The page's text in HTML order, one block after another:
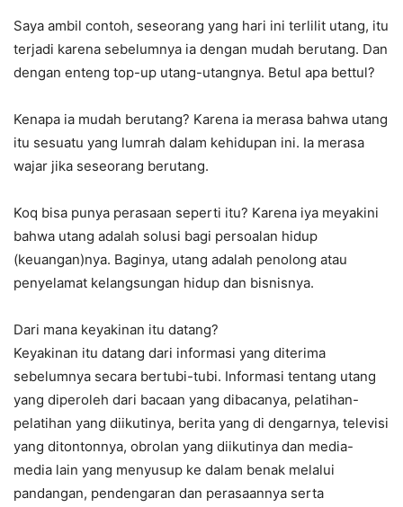
Saya ambil contoh, seseorang yang hari ini terlilit utang, itu
terjadi karena sebelumnya ia dengan mudah berutang. Dan
dengan enteng top-up utang-utangnya. Betul apa bettul?
Kenapa ia mudah berutang? Karena ia merasa bahwa utang
itu sesuatu yang lumrah dalam kehidupan ini. Ia merasa
wajar jika seseorang berutang.
Koq bisa punya perasaan seperti itu? Karena iya meyakini
bahwa utang adalah solusi bagi persoalan hidup
(keuangan)nya. Baginya, utang adalah penolong atau
penyelamat kelangsungan hidup dan bisnisnya.
Dari mana keyakinan itu datang?
Keyakinan itu datang dari informasi yang diterima
sebelumnya secara bertubi-tubi. Informasi tentang utang
yang diperoleh dari bacaan yang dibacanya, pelatihan-
pelatihan yang diikutinya, berita yang di dengarnya, televisi
yang ditontonnya, obrolan yang diikutinya dan media-
media lain yang menyusup ke dalam benak melalui
pandangan, pendengaran dan perasaannya serta